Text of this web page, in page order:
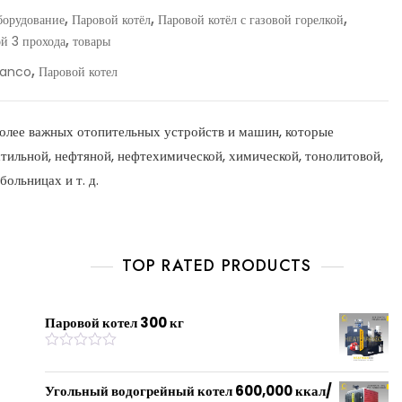
,Паровой котёл,Паровой котёл с газовой горелкой,
3 прохода,товары
,Паровой котел
важных отопительных устройств и машин, которые
нефтяной, нефтехимической, химической, тонолитовой,
и т. д.
TOP RATED PRODUCTS
Паровой котел 300 кг
a
t
e
Угольный водогрейный котел 600,000 ккал/